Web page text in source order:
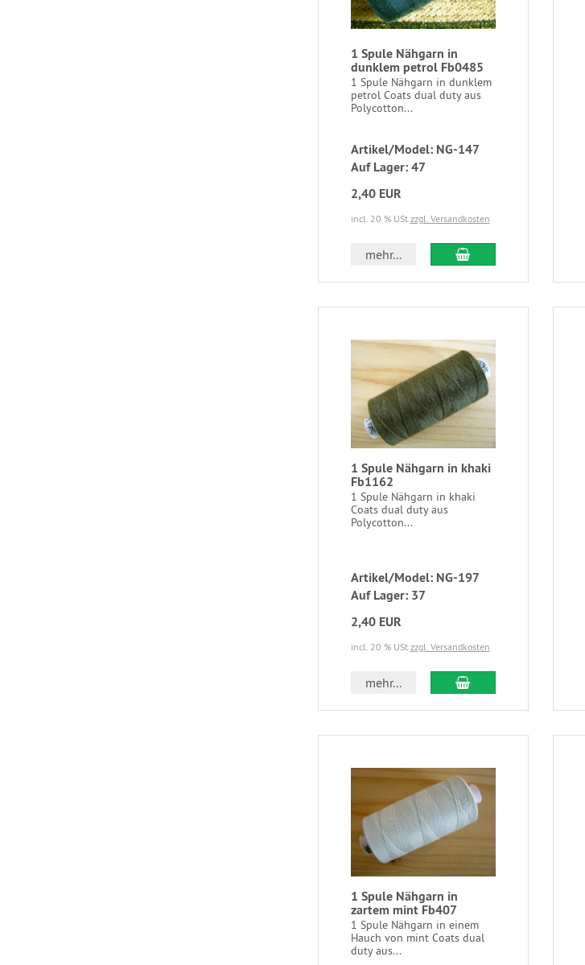
1 Spule Nähgarn in
dunklem petrol Fb0485
1 Spule Nähgarn in dunklem
petrol Coats dual duty aus
Polycotton...
Artikel/Model: NG-147
Auf Lager: 47
2,40 EUR
incl. 20 % USt zzgl. Versandkosten
mehr...
1 Spule Nähgarn in khaki
Fb1162
1 Spule Nähgarn in khaki
Coats dual duty aus
Polycotton...
Artikel/Model: NG-197
Auf Lager: 37
2,40 EUR
incl. 20 % USt zzgl. Versandkosten
mehr...
1 Spule Nähgarn in
zartem mint Fb407
1 Spule Nähgarn in einem
Hauch von mint Coats dual
duty aus...